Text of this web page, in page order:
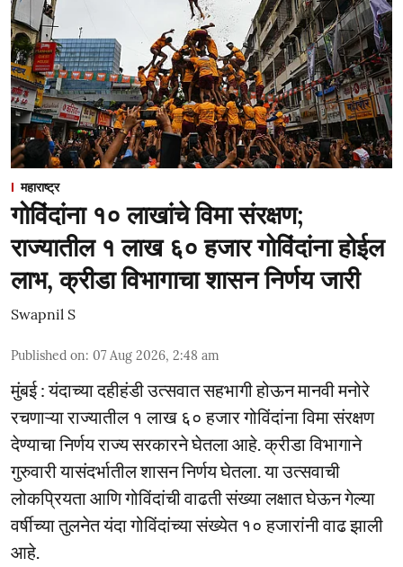
महाराष्ट्र
गोविंदांना १० लाखांचे विमा संरक्षण;
राज्यातील १ लाख ६० हजार गोविंदांना होईल
लाभ, क्रीडा विभागाचा शासन निर्णय जारी
Swapnil S
Published on: 07 Aug 2026, 2:48 am
मुंबई : यंदाच्या दहीहंडी उत्सवात सहभागी होऊन मानवी मनोरे
रचणाऱ्या राज्यातील १ लाख ६० हजार गोविंदांना विमा संरक्षण
देण्याचा निर्णय राज्य सरकारने घेतला आहे. क्रीडा विभागाने
गुरुवारी यासंदर्भातील शासन निर्णय घेतला. या उत्सवाची
लोकप्रियता आणि गोविंदांची वाढती संख्या लक्षात घेऊन गेल्या
वर्षीच्या तुलनेत यंदा गोविंदांच्या संख्येत १० हजारांनी वाढ झाली
आहे.